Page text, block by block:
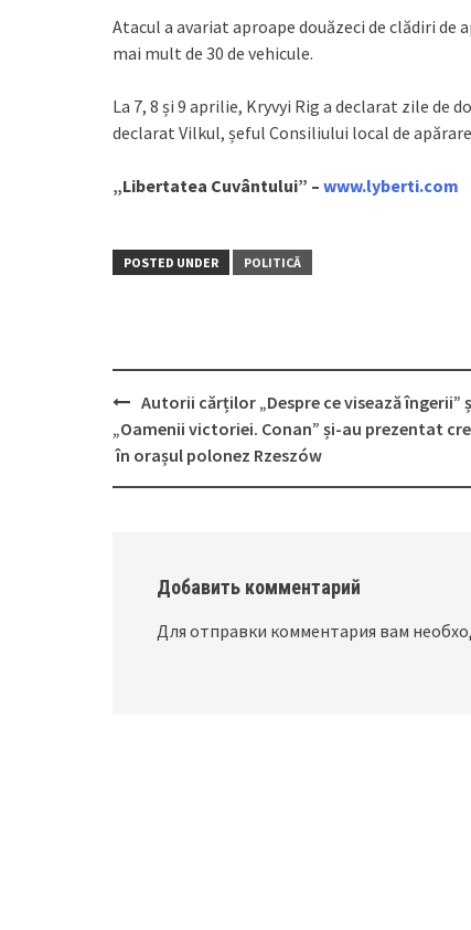
Atacul a avariat aproape douăzeci de clădiri
mai mult de 30 de vehicule.
La 7, 8 și 9 aprilie, Kryvyi Rig a declarat zile de
declarat Vilkul, șeful Consiliului local de
„Libertatea Cuvântului” – www.lyberti.com
POSTED UNDER POLITICĂ
Post
navigation
Autorii cărților „Despre ce visează îngerii”
„Oamenii victoriei. Conan” și-au prezentat
în orașul polonez Rzeszów
Добавить комментарий
Для отправки комментария вам